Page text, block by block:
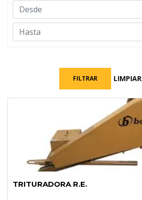
FILTRAR LIMPIAR
TRITURADORA R.E.